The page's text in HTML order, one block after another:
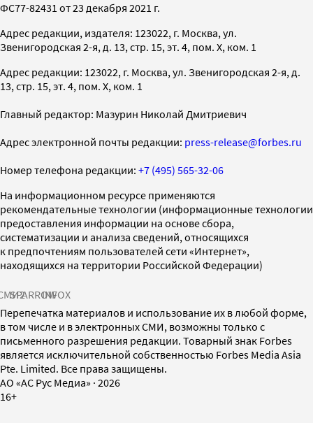
ФС77-82431 от 23 декабря 2021 г.
Адрес редакции, издателя: 123022, г. Москва, ул.
Звенигородская 2-я, д. 13, стр. 15, эт. 4, пом. X, ком. 1
Адрес редакции: 123022, г. Москва, ул. Звенигородская 2-я, д.
13, стр. 15, эт. 4, пом. X, ком. 1
Главный редактор: Мазурин Николай Дмитриевич
Адрес электронной почты редакции: press-release@forbes.ru
Номер телефона редакции: +7 (495) 565-32-06
На информационном ресурсе применяются
рекомендательные технологии (информационные технологии
предоставления информации на основе сбора,
систематизации и анализа сведений, относящихся
к предпочтениям пользователей сети «Интернет»,
находящихся на территории Российской Федерации)
SPARROWINFOX
Перепечатка материалов и использование их в любой форме,
в том числе и в электронных СМИ, возможны только с
письменного разрешения редакции. Товарный знак Forbes
является исключительной собственностью Forbes Media Asia
Pte. Limited. Все права защищены.
AO «АС Рус Медиа» · 2026
16+